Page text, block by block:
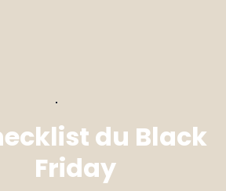
du Black
Friday